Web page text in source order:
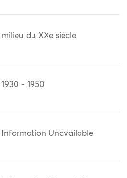
milieu du XXe siècle
1930 - 1950
Information Unavailable